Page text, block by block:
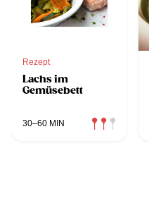
Rezept
Lachs im
Gemüsebett
30–60 MIN